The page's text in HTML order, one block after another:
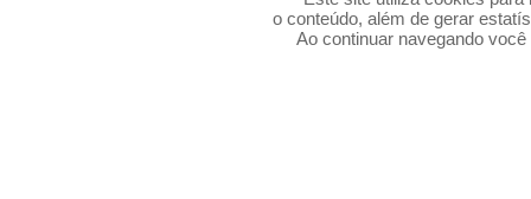
o conteúdo, além de gerar
Ao continuar navegando